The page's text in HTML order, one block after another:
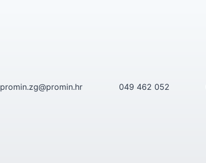
promin.zg@promin.hr 049 462 052